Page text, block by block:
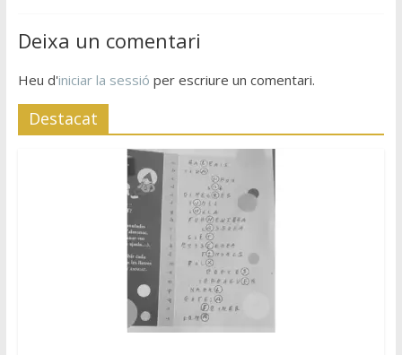
Deixa un comentari
Heu d'iniciar la sessió per escriure un comentari.
Destacat